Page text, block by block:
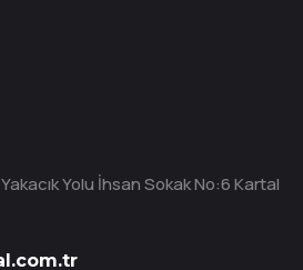
Yolu İhsan Sokak No:6 Kartal